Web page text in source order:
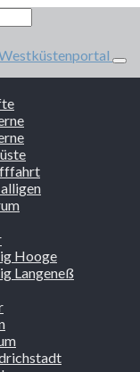
Hooge
Langeneß